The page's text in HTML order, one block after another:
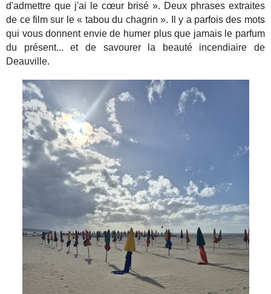
d'admettre que j'ai le cœur brisé ». Deux phrases extraites
de ce film sur le « tabou du chagrin ». Il y a parfois des mots
qui vous donnent envie de humer plus que jamais le parfum
du présent... et de savourer la beauté incendiaire de
Deauville.